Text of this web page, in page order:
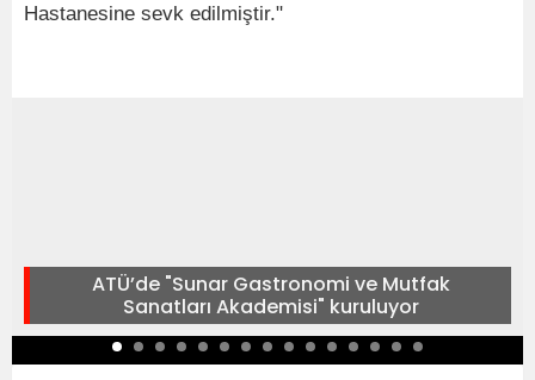
Hastanesine sevk edilmiştir."
ATÜ’de "Sunar Gastronomi ve Mutfak
Sanatları Akademisi" kuruluyor